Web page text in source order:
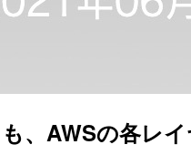
、AWSの各レ